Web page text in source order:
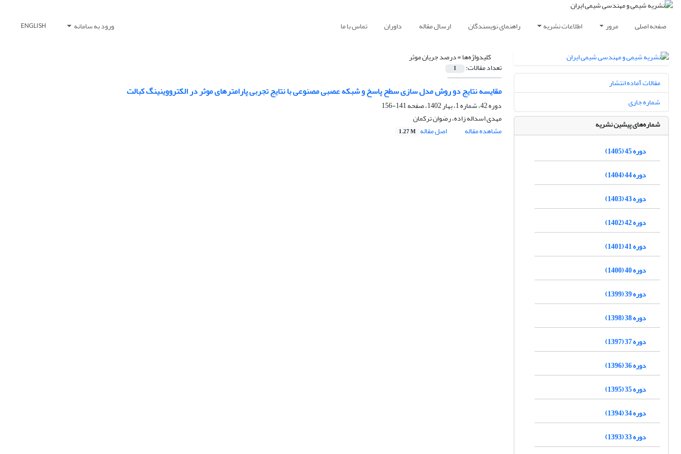
صفحه اصلی مرور اطلاعات نشریه راهنمای نویسندگان ارسال مقاله داوران تماس با ما ورود به سامانه ENGLISH
کلیدواژه‌ها =درصد جریان موثر
تعداد مقالات: 1
مقایسه نتایج دو روش مدل سازی سطح پاسخ و شبکه‌ عصبی مصنوعی با نتایج تجربی پارامترهای موثر در الکترووینینگ کبالت
دوره 42، شماره 1، بهار 1402، صفحه
141-156
مهدی اسداله زاده، رضوان ترکمان
مشاهده مقاله
اصل مقاله 1.27 M
مقالات آماده انتشار
شماره جاری
شماره‌های پیشین نشریه
دوره 45 (1405)
دوره 44 (1404)
دوره 43 (1403)
دوره 42 (1402)
دوره 41 (1401)
دوره 40 (1400)
دوره 39 (1399)
دوره 38 (1398)
دوره 37 (1397)
دوره 36 (1396)
دوره 35 (1395)
دوره 34 (1394)
دوره 33 (1393)